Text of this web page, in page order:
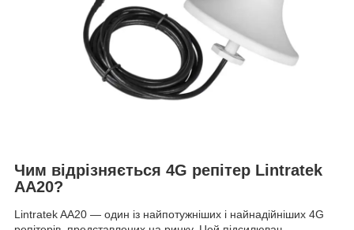
Чим відрізняється 4G репітер Lintratek
AA20?
Lintratek AA20 — один із найпотужніших і найнадійніших 4G